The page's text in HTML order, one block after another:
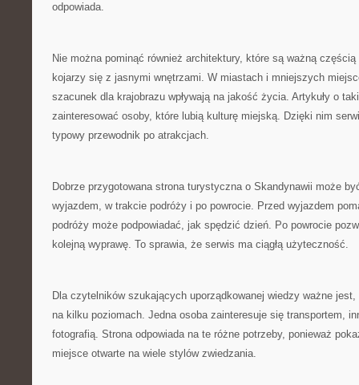
odpowiada.
Nie można pominąć również architektury, które są ważną
kojarzy się z jasnymi wnętrzami. W miastach i mniejszych
szacunek dla krajobrazu wpływają na jakość życia. Artykuły o
zainteresować osoby, które lubią kulturę miejską. Dzięki nim
typowy przewodnik po atrakcjach.
Dobrze przygotowana strona turystyczna o Skandynawii może
wyjazdem, w trakcie podróży i po powrocie. Przed wyjazdem
podróży może podpowiadać, jak spędzić dzień. Po powrocie
kolejną wyprawę. To sprawia, że serwis ma ciągłą użyteczność.
Dla czytelników szukających uporządkowanej wiedzy ważne
na kilku poziomach. Jedna osoba zainteresuje się transportem,
fotografią. Strona odpowiada na te różne potrzeby, ponieważ
miejsce otwarte na wiele stylów zwiedzania.